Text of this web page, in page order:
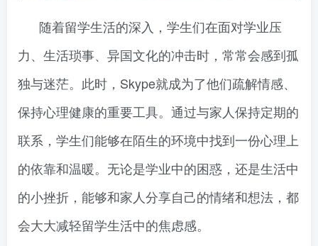
随着留学生活的深入，学生们在面对学业压
力、生活琐事、异国文化的冲击时，常常会感到孤
独与迷茫。此时，Skype就成为了他们疏解情感、
保持心理健康的重要工具。通过与家人保持定期的
联系，学生们能够在陌生的环境中找到一份心理上
的依靠和温暖。无论是学业中的困惑，还是生活中
的小挫折，能够和家人分享自己的情绪和想法，都
会大大减轻留学生活中的焦虑感。